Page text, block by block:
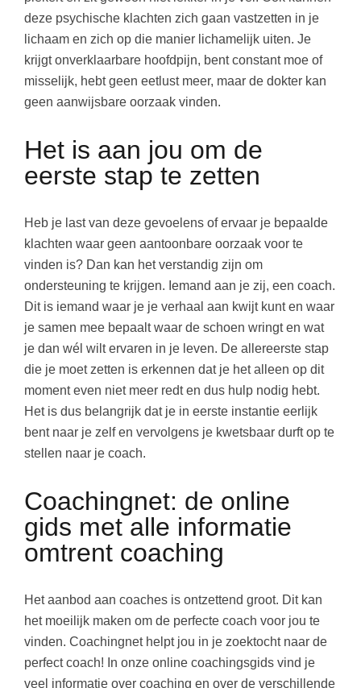
deze psychische klachten zich gaan vastzetten in je
lichaam en zich op die manier lichamelijk uiten. Je
krijgt onverklaarbare hoofdpijn, bent constant moe of
misselijk, hebt geen eetlust meer, maar de dokter kan
geen aanwijsbare oorzaak vinden.
Het is aan jou om de
eerste stap te zetten
Heb je last van deze gevoelens of ervaar je bepaalde
klachten waar geen aantoonbare oorzaak voor te
vinden is? Dan kan het verstandig zijn om
ondersteuning te krijgen. Iemand aan je zij, een coach.
Dit is iemand waar je je verhaal aan kwijt kunt en waar
je samen mee bepaalt waar de schoen wringt en wat
je dan wél wilt ervaren in je leven. De allereerste stap
die je moet zetten is erkennen dat je het alleen op dit
moment even niet meer redt en dus hulp nodig hebt.
Het is dus belangrijk dat je in eerste instantie eerlijk
bent naar je zelf en vervolgens je kwetsbaar durft op te
stellen naar je coach.
Coachingnet: de online
gids met alle informatie
omtrent coaching
Het aanbod aan coaches is ontzettend groot. Dit kan
het moeilijk maken om de perfecte coach voor jou te
vinden. Coachingnet helpt jou in je zoektocht naar de
perfect coach! In onze online coachingsgids vind je
veel informatie over coaching en over de verschillende